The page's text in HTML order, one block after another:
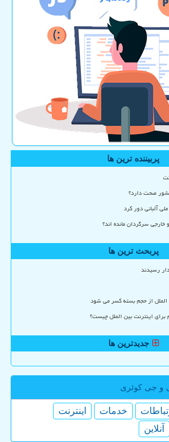
پربیننده ترین ها
صحت دارد؟
آلبانی دور کرد
خارجی سرگردان مانده اند؟
پربحث ترین ها
رسیدند
الملل از حجم بسته کسر می شود
جدیدترین ها
و جی كوئری
خدمات
اینترنت
آنلاین